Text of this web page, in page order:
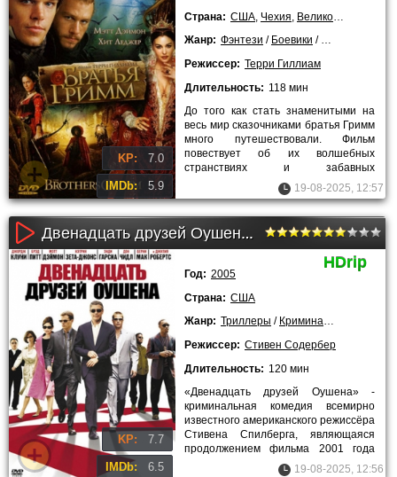
KP: 7.0
IMDb: 5.9
Страна: США Чехия Великобритания
Жанр: Фэнтези / Боевики / Триллеры
Режиссер: Терри Гиллиам
Длительность: 118 мин
До того как стать знаменитыми на
весь мир сказочниками братья Гримм
много путешествовали. Фильм
повествует об их волшебных
странствиях и забавных
приключениях. Первоначально Якоб
и Уилл
19-08-2025, 12:57
Двенадцать друзей Оушена (2005)
KP: 7.7
IMDb: 6.5
HDrip
Год: 2005
Страна: США
Жанр: Триллеры / Криминальные
Режиссер: Стивен Содербер
Длительность: 120 мин
«Двенадцать друзей Оушена» -
криминальная комедия всемирно
известного американского режиссёра
Стивена Спилберга, являющаяся
продолжением фильма 2001 года
«Одиннадцать друзей Оушена».
19-08-2025, 12:56